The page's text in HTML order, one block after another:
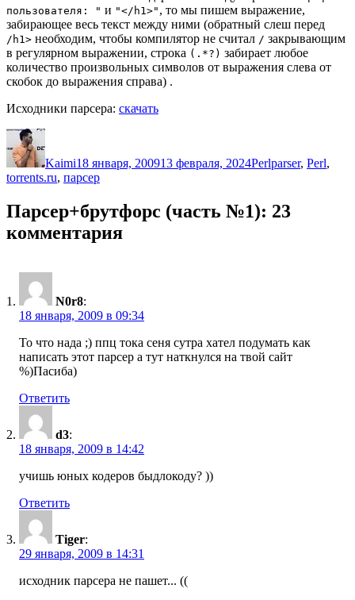
пользователя: " и "</h1>" , то мы пишем выражение,
забирающее весь текст между ними (обратный слеш перед
/h1> необходим, чтобы компилятор не считал / закрывающим
в регулярном выражении, строка (.*?) забирает любое
количество произвольных символов от выражения слева от
скобок до выражения справа) .
Исходники парсера: скачать
Автор
Kaimi18 января, 200913 февраля, 2024Perlparser, Perl,
torrents.ru, парсер
Парсер+брутфорс (часть №1): 23
комментария
N0r8:
18 января, 2009 в 09:34
То что нада ;) ппц тока сеня сутра хател подумать как
написать этот парсер а тут наткнулся на твой сайт
%)Пасиба)
Ответить
d3:
18 января, 2009 в 14:42
учишь юных кодеров быдлокоду? ))
Ответить
Tiger:
29 января, 2009 в 14:31
исходник парсера не пашет... ((